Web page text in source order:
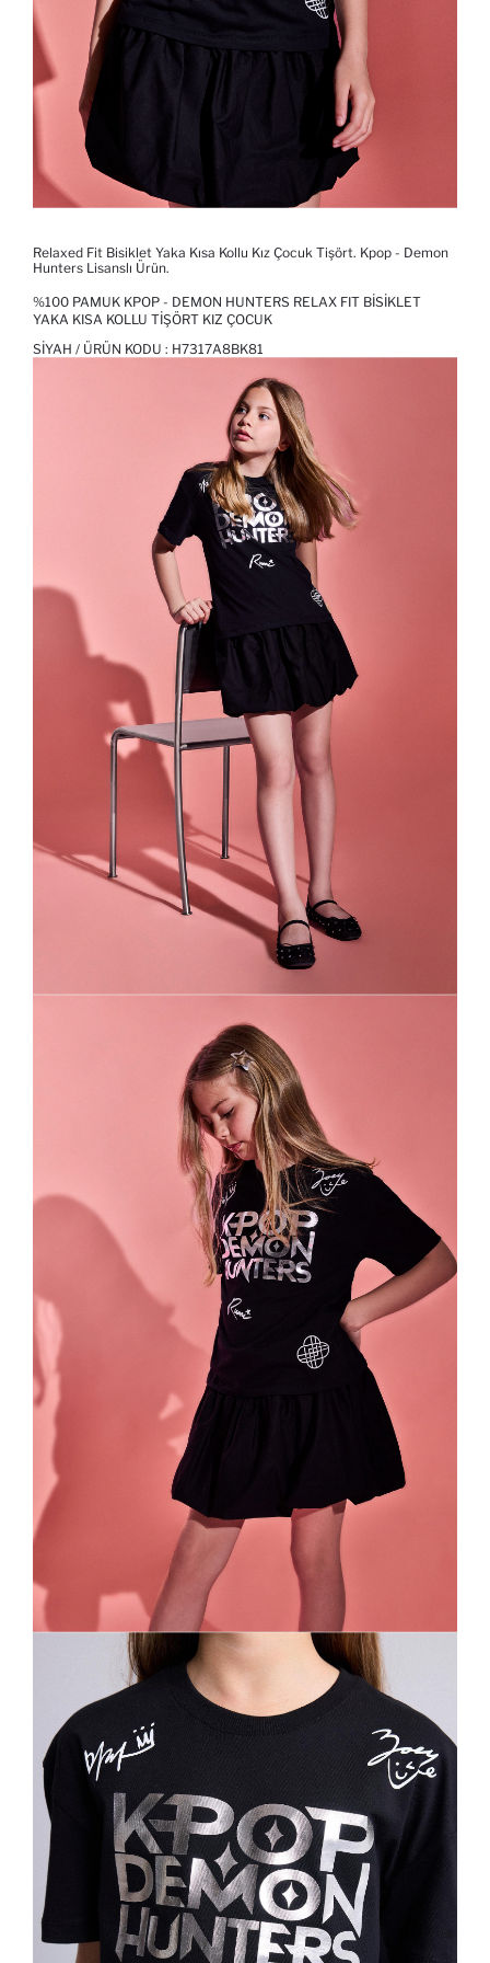
Relaxed Fit Bisiklet Yaka Kısa Kollu Kız Çocuk Tişört. Kpop - Demon
Hunters Lisanslı Ürün.
%100 PAMUK KPOP - DEMON HUNTERS RELAX FIT BISIKLET
YAKA KISA KOLLU TIŞÖRT KIZ ÇOCUK
SIYAH / ÜRÜN KODU : H7317A8BK81